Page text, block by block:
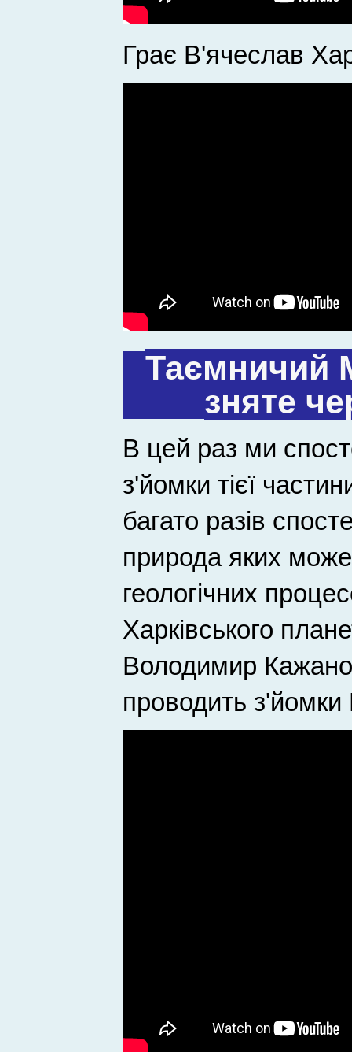
Грає В'ячеслав
Таємничий
зняте
В цей раз ми
з'йомки тієї
багато разів
природа яких
геологічних
Харківського
Володимир
проводить з'йомки